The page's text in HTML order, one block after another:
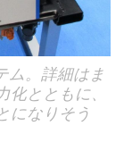
ム。詳細はま
とともに、
になりそう